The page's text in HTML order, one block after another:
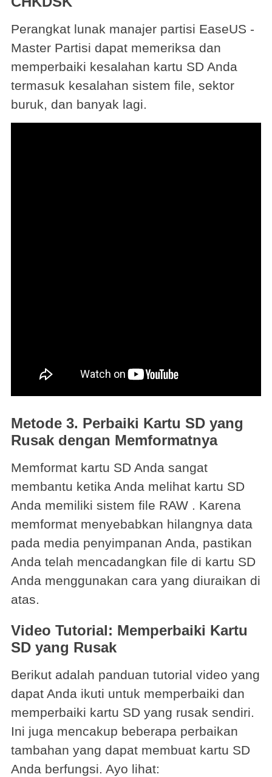
Perangkat lunak manajer partisi EaseUS -
Master Partisi dapat memeriksa dan
memperbaiki kesalahan kartu SD Anda
termasuk kesalahan sistem file, sektor
buruk, dan banyak lagi.
Metode 3. Perbaiki Kartu SD yang
Rusak dengan Memformatnya
Memformat kartu SD Anda sangat
membantu ketika Anda melihat kartu SD
Anda memiliki sistem file RAW . Karena
memformat menyebabkan hilangnya data
pada media penyimpanan Anda, pastikan
Anda telah mencadangkan file di kartu SD
Anda menggunakan cara yang diuraikan di
atas.
Video Tutorial: Memperbaiki Kartu
SD yang Rusak
Berikut adalah panduan tutorial video yang
dapat Anda ikuti untuk memperbaiki dan
memperbaiki kartu SD yang rusak sendiri.
Ini juga mencakup beberapa perbaikan
tambahan yang dapat membuat kartu SD
Anda berfungsi. Ayo lihat: